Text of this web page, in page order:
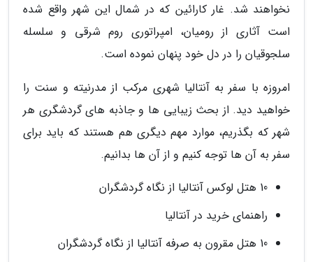
نخواهند شد. غار کارائین که در شمال این شهر واقع شده
است آثاری از رومیان، امپراتوری روم شرقی و سلسله
سلجوقیان را در دل خود پنهان نموده است.
امروزه با سفر به آنتالیا شهری مرکب از مدرنیته و سنت را
خواهید دید. از بحث زیبایی ها و جاذبه های گردشگری هر
شهر که بگذریم، موارد مهم دیگری هم هستند که باید برای
سفر به آن ها توجه کنیم و از آن ها بدانیم.
10 هتل لوکس آنتالیا از نگاه گردشگران
راهنمای خرید در آنتالیا
10 هتل مقرون به صرفه آنتالیا از نگاه گردشگران